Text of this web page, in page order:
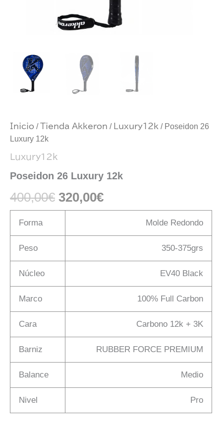
Inicio /Tienda Akkeron / Luxury12k / Poseidon 26
Luxury 12k
Luxury12k
Poseidon 26 Luxury 12k
400,00€ 320,00€
Forma Molde Redondo
Peso 350-375grs
Núcleo EV40 Black
Marco 100% Full Carbon
Cara Carbono 12k + 3K
Barniz RUBBER FORCE PREMIUM
Balance Medio
Nivel Pro